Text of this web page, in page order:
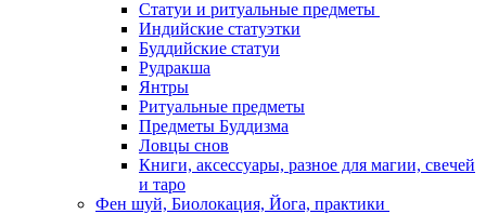
Статуи и ритуальные предметы
Индийские статуэтки
Буддийские статуи
Рудракша
Янтры
Ритуальные предметы
Предметы Буддизма
Ловцы снов
Книги, аксессуары, разное для магии, свечей
и таро
Фен шуй, Биолокация, Йога, практики